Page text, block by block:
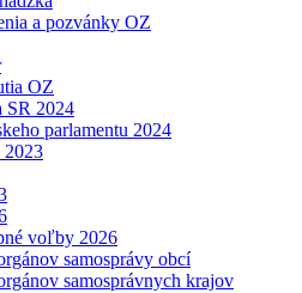
a pozvánky OZ
OZ
SR 2024
parlamentu 2024
voľby 2026
samosprávy obcí
samosprávnych krajov